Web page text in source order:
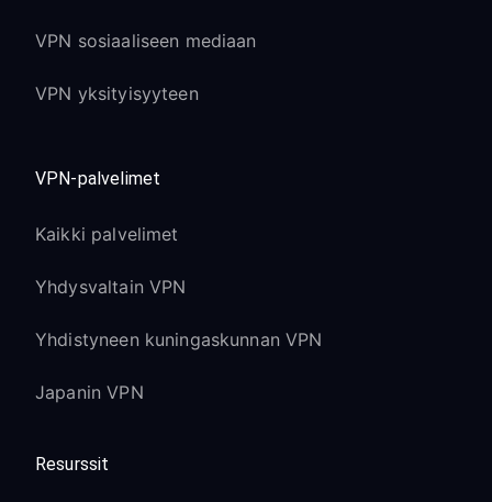
VPN sosiaaliseen mediaan
VPN yksityisyyteen
VPN-palvelimet
Kaikki palvelimet
Yhdysvaltain VPN
Yhdistyneen kuningaskunnan VPN
Japanin VPN
Resurssit